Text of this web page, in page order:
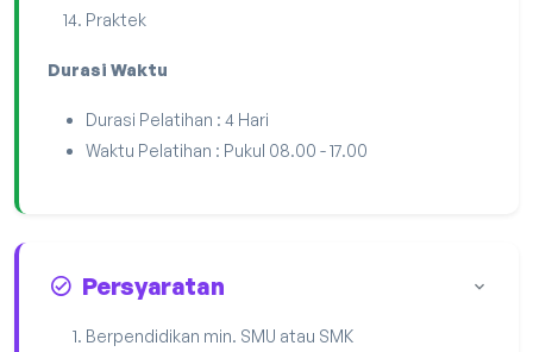
Praktek
Durasi Waktu
Durasi Pelatihan : 4 Hari
Waktu Pelatihan : Pukul 08.00 - 17.00
Persyaratan
Berpendidikan min. SMU atau SMK